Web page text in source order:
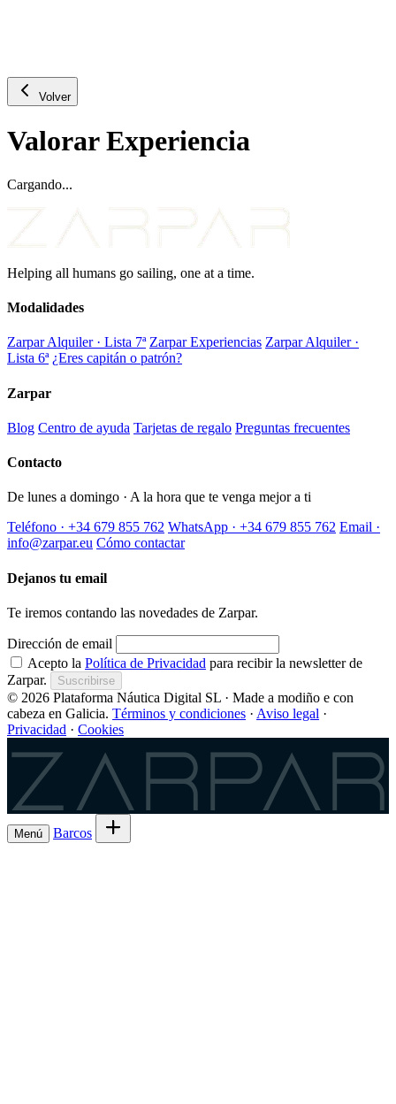
Volver
Valorar Experiencia
Cargando...
Helping all humans go sailing, one at a time.
Modalidades
Zarpar Alquiler · Lista 7ª Zarpar Experiencias Zarpar Alquiler ·
Lista 6ª ¿Eres capitán o patrón?
Zarpar
Blog Centro de ayuda Tarjetas de regalo Preguntas frecuentes
Contacto
De lunes a domingo · A la hora que te venga mejor a ti
Teléfono · +34 679 855 762 WhatsApp · +34 679 855 762 Email ·
info@zarpar.eu Cómo contactar
Dejanos tu email
Te iremos contando las novedades de Zarpar.
Dirección de email
Acepto la Política de Privacidad para recibir la newsletter de
Zarpar.
Suscribirse
© 2026 Plataforma Náutica Digital SL · Made a modiño e con
cabeza en Galicia. Términos y condiciones · Aviso legal ·
Privacidad · Cookies
Zarpar
Menú Barcos